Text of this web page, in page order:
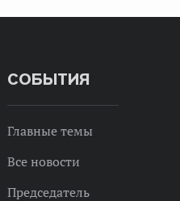
СОБЫТИЯ
Главные темы
Все новости
Председатель